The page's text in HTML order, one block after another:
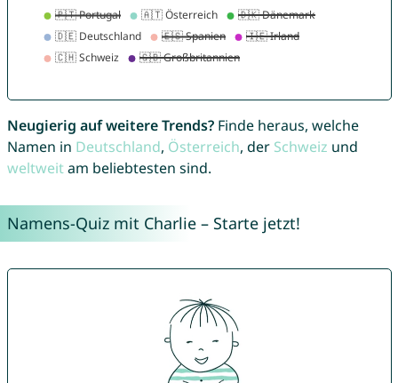
Neugierig auf weitere Trends?Finde heraus, welche
Namen in Deutschland, Österreich, der Schweiz und
weltweitam beliebtesten sind.
Namens-Quiz mit Charlie – Starte jetzt!